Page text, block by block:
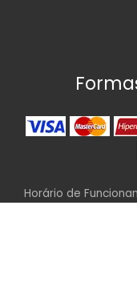
Horário de